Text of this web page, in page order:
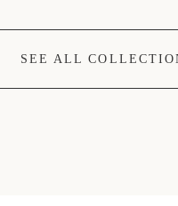
SEE ALL